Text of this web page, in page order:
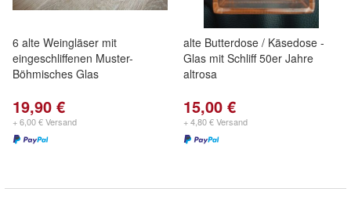
6 alte Weingläser mit
eingeschliffenen Muster-
Böhmisches Glas
19,90 €
+ 6,00 € Versand
alte Butterdose / Käsedose -
Glas mit Schliff 50er Jahre
altrosa
15,00 €
+ 4,80 € Versand